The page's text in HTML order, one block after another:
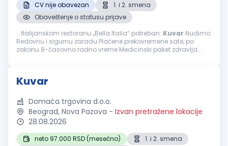
CV nije obavezan
1. i 2. smena
Obaveštenje o statusu prijave
...Italijanskom restoranu „Bella Italia“ potreban: Kuvar Nudimo:
Redovnu i sigurnu zaradu Plaćene prekovremene sate, po
zakonu 8-časovno radno vreme Medicinski paket zdravlja
Kuvar
Domaća trgovina d.o.o.
Beograd, Nova Pazova - Izvan pretražene lokacije
28.08.2026
neto 97.000 RSD (mesečno)
1. i 2. smena